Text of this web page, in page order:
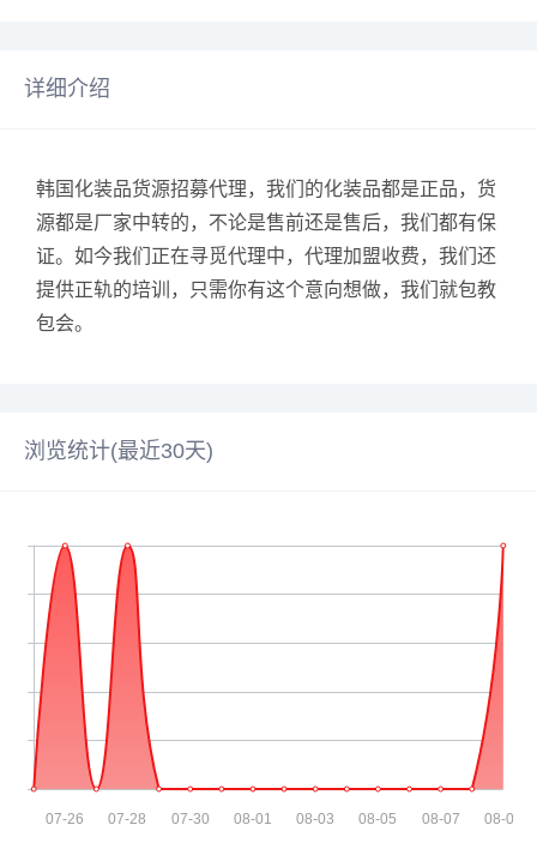
详细介绍
韩国化装品货源招募代理，我们的化装品都是正品，货
源都是厂家中转的，不论是售前还是售后，我们都有保
证。如今我们正在寻觅代理中，代理加盟收费，我们还
提供正轨的培训，只需你有这个意向想做，我们就包教
包会。
浏览统计(最近30天)